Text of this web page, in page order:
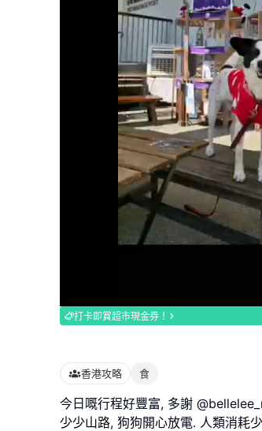
打卡即賞超市現金券！
香港攻略 食
今日嘅行程好豐富, 多謝
少少山路, 狗狗開心放電. 人類消耗